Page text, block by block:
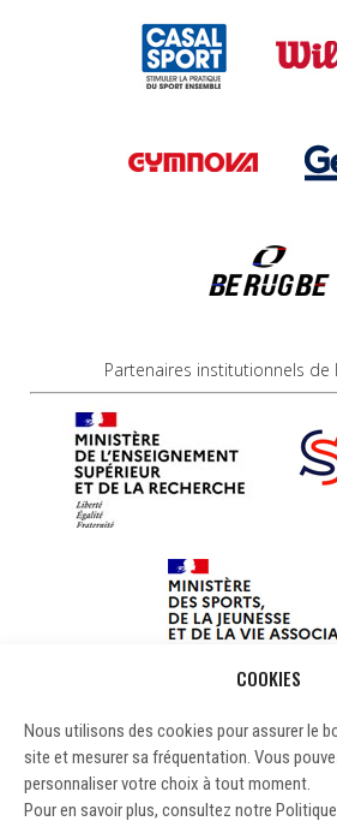
COOKIES
Nous utilisons des cookies pour assurer le
site et mesurer sa fréquentation. Vous
personnaliser votre choix à tout moment.
Pour en savoir plus, consultez notre
Partenaires institutionnels de